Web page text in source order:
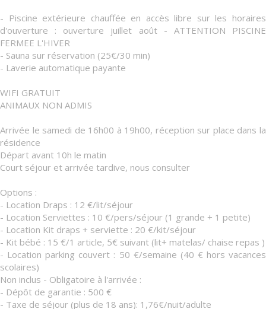
- Piscine extérieure chauffée en accès libre sur les horaires
d'ouverture : ouverture juillet août - ATTENTION PISCINE
FERMEE L'HIVER
- Sauna sur réservation (25€/30 min)
- Laverie automatique payante
WIFI GRATUIT
ANIMAUX NON ADMIS
Arrivée le samedi de 16h00 à 19h00, réception sur place dans la
résidence
Départ avant 10h le matin
Court séjour et arrivée tardive, nous consulter
Options :
- Location Draps : 12 €/lit/séjour
- Location Serviettes : 10 €/pers/séjour (1 grande + 1 petite)
- Location Kit draps + serviette : 20 €/kit/séjour
- Kit bébé : 15 €/1 article, 5€ suivant (lit+ matelas/ chaise repas )
- Location parking couvert : 50 €/semaine (40 € hors vacances
scolaires)
Non inclus - Obligatoire à l'arrivée :
- Dépôt de garantie : 500 €
- Taxe de séjour (plus de 18 ans): 1,76€/nuit/adulte